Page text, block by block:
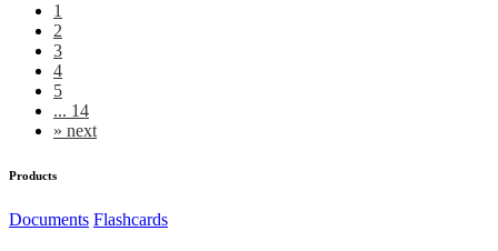
1
2
3
4
5
... 14
» next
Products
Documents Flashcards